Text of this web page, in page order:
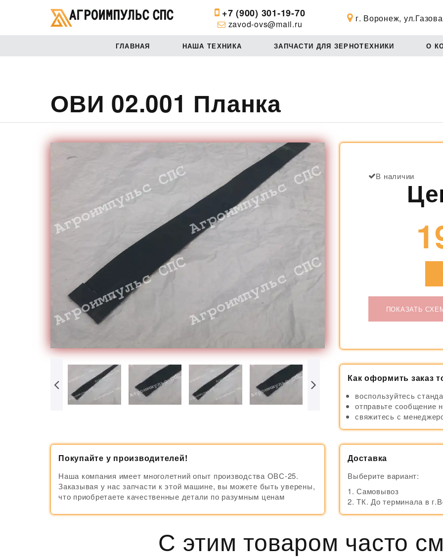
+7 (900) 301-19-70
zavod-ovs@mail.ru
г. Воронеж,
ГЛАВНАЯ НАША ТЕХНИКА ЗАПЧАСТИ ДЛЯ ЗЕРНОТЕХНИКИ О
ОВИ 02.001 Планка
В наличии
ПОКАЗАТЬ
Как оформить заказ
воспользуйтесь
отправьте сообщение
свяжитесь с
Покупайте у производителей!
Наша компания имеет многолетний опыт производства ОВС-25.
Заказывая у нас запчасти к этой машине, вы можете быть уверены,
что приобретаете качественные детали по разумным ценам
Доставка
Выберите вариант:
Самовывоз
ТК. До терминала в
С этим товаром часто